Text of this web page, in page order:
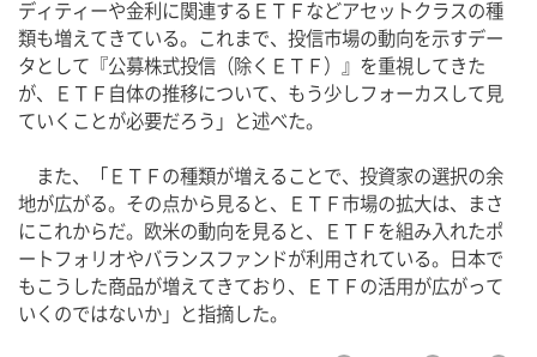
ディティーや金利に関連するＥＴＦなどアセットクラスの種
類も増えてきている。これまで、投信市場の動向を示すデー
タとして『公募株式投信（除くＥＴＦ）』を重視してきた
が、ＥＴＦ自体の推移について、もう少しフォーカスして見
ていくことが必要だろう」と述べた。
また、「ＥＴＦの種類が増えることで、投資家の選択の余
地が広がる。その点から見ると、ＥＴＦ市場の拡大は、まさ
にこれからだ。欧米の動向を見ると、ＥＴＦを組み入れたポ
ートフォリオやバランスファンドが利用されている。日本で
もこうした商品が増えてきており、ＥＴＦの活用が広がって
いくのではないか」と指摘した。